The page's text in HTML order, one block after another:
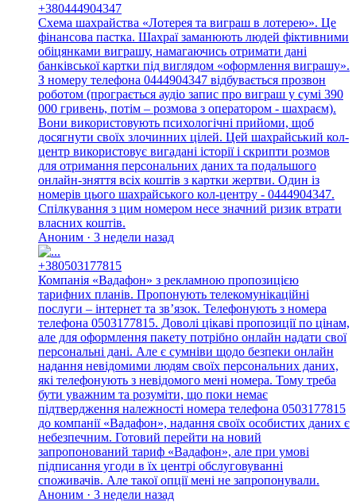
+380444904347
Схема шахрайства «Лотерея та виграш в лотерею». Це
фінансова пастка. Шахраї заманюють людей фіктивними
обіцянками виграшу, намагаючись отримати дані
банківської картки під виглядом «оформлення виграшу».
З номеру телефона 0444904347 відбувається прозвон
роботом (програється аудіо запис про виграш у сумі 390
000 гривень, потім – розмова з оператором - шахраєм).
Вони використовують психологічні прийоми, щоб
досягнути своїх злочинних цілей. Цей шахрайський кол-
центр використовує вигадані історії і скрипти розмов
для отримання персональних даних та подальшого
онлайн-зняття всіх коштів з картки жертви. Один із
номерів цього шахрайського кол-центру - 0444904347.
Спілкування з цим номером несе значний ризик втрати
власних коштів.
Аноним · 3 недели назад
+380503177815
Компанія «Вадафон» з рекламною пропозицією
тарифних планів. Пропонують телекомунікаційні
послуги – інтернет та зв’язок. Телефонують з номера
телефона 0503177815. Доволі цікаві пропозиції по цінам,
але для оформлення пакету потрібно онлайн надати свої
персональні дані. Але є сумніви щодо безпеки онлайн
надання невідомими людям своїх персональних даних,
які телефонують з невідомого мені номера. Тому треба
бути уважним та розуміти, що поки немає
підтвердження належності номера телефона 0503177815
до компанії «Вадафон», надання своїх особистих даних є
небезпечним. Готовий перейти на новий
запропонований тариф «Вадафон», але при умові
підписання угоди в їх центрі обслуговуванні
споживачів. Але такої опції мені не запропонували.
Аноним · 3 недели назад